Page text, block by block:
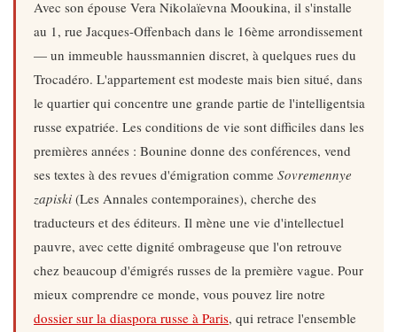
Avec son épouse Vera Nikolaïevna Mooukina, il s'installe
au 1, rue Jacques-Offenbach dans le 16ème arrondissement
— un immeuble haussmannien discret, à quelques rues du
Trocadéro. L'appartement est modeste mais bien situé, dans
le quartier qui concentre une grande partie de l'intelligentsia
russe expatriée. Les conditions de vie sont difficiles dans les
premières années : Bounine donne des conférences, vend
ses textes à des revues d'émigration comme Sovremennye
zapiski (Les Annales contemporaines), cherche des
traducteurs et des éditeurs. Il mène une vie d'intellectuel
pauvre, avec cette dignité ombrageuse que l'on retrouve
chez beaucoup d'émigrés russes de la première vague. Pour
mieux comprendre ce monde, vous pouvez lire notre
dossier sur la diaspora russe à Paris, qui retrace l'ensemble